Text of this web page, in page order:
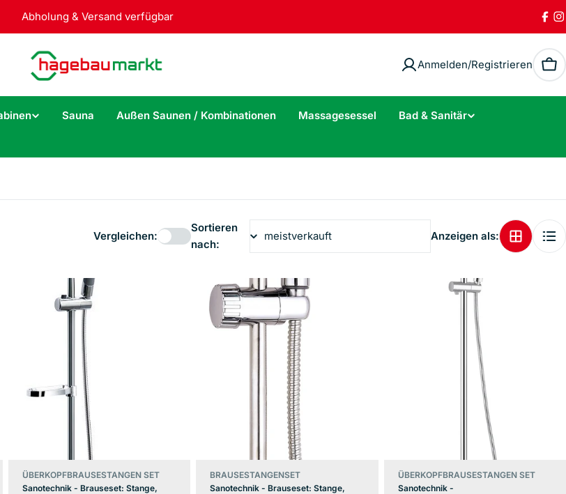
Abholung & Versand verfügbar
Anmelden/Registrieren
Sauna Außen Saunen / Kombinationen Massagesessel
Bad & Sanitär
Vergleichen:
Sortieren
nach:
Anzeigen als:
ÜBERKOPFBRAUSESTANGEN SET
Sanotechnik - Brauseset: Stange,
BRAUSESTANGENSET
Sanotechnik - Brauseset: Stange,
ÜBERKOPFBRAUSESTANGEN SET
Sanotechnik -